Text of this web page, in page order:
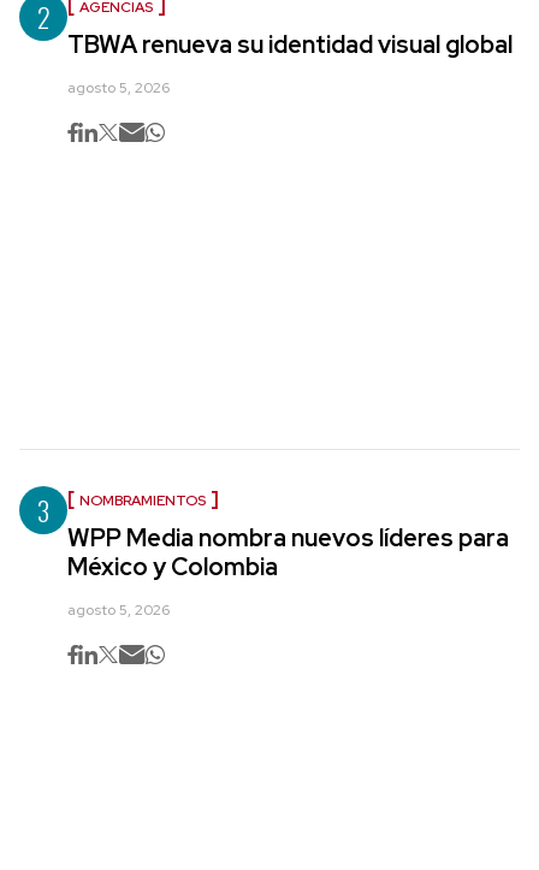
2 AGENCIAS
TBWA renueva su identidad visual global
agosto 5, 2026
3 NOMBRAMIENTOS
WPP Media nombra nuevos líderes para
México y Colombia
agosto 5, 2026